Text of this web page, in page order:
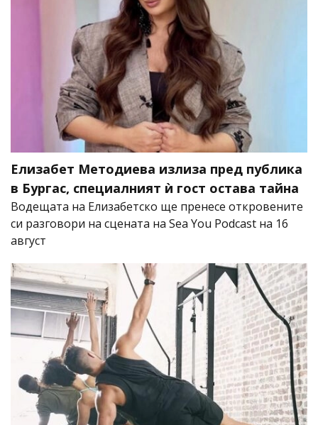
Елизабет Методиева излиза пред публика
в Бургас, специалният ѝ гост остава тайна
Водещата на Елизабетско ще пренесе откровените
си разговори на сцената на Sea You Podcast на 16
август